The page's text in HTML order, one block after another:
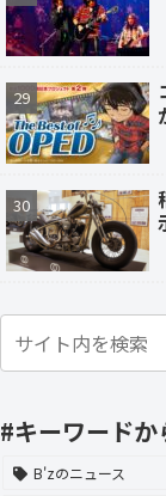
#キーワードか
B'zのニュース